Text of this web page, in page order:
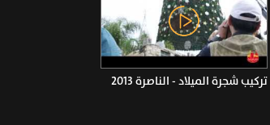
تركيب شجرة الميلاد - الناصرة 2013